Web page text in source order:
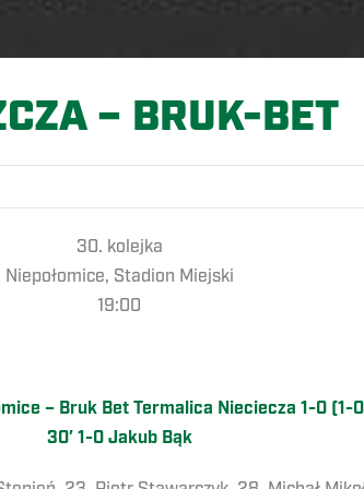
– BRUK-BET
30. kolejka
Niepołomice, Stadion Miejski
19:00
– Bruk Bet Termalica Nieciecza 1-0 (1-
30′ 1-0 Jakub Bąk